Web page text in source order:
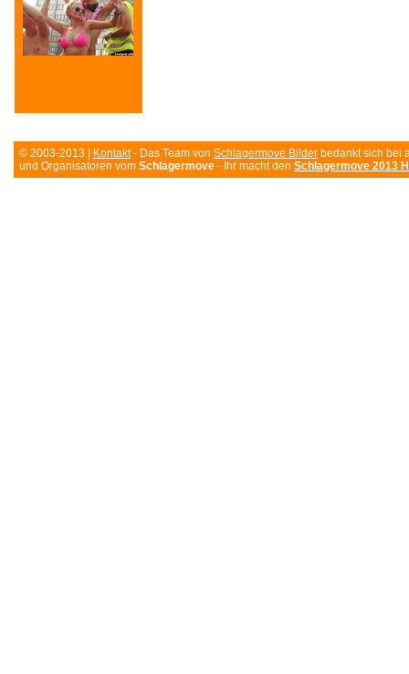
© 2003-2013 | Kontakt- Das Team von Schlagermove Bilder bedankt sich bei
und Organisatoren vom Schlagermove - Ihr macht den Schlagermove 2013